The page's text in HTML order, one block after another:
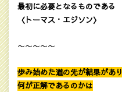
最初に必要となるものである
〈トーマス・エジソン〉
〜〜〜〜〜
歩み始めた道の先が結果があり
何が正解であるのかは